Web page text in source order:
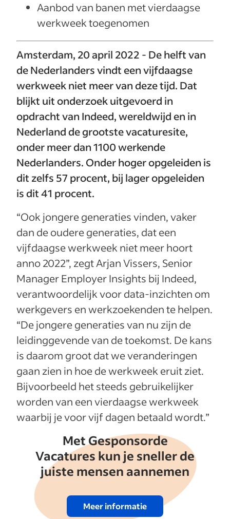
Aanbod van banen met vierdaagse
werkweek toegenomen
Amsterdam, 20 april 2022 - De helft van
de Nederlanders vindt een vijfdaagse
werkweek niet meer van deze tijd. Dat
blijkt uit onderzoek uitgevoerd in
opdracht van Indeed, wereldwijd en in
Nederland de grootste vacaturesite,
onder meer dan 1100 werkende
Nederlanders. Onder hoger opgeleiden is
dit zelfs 57 procent, bij lager opgeleiden
is dit 41 procent.
“Ook jongere generaties vinden, vaker
dan de oudere generaties, dat een
vijfdaagse werkweek niet meer hoort
anno 2022”, zegt Arjan Vissers, Senior
Manager Employer Insights bij Indeed,
verantwoordelijk voor data-inzichten om
werkgevers en werkzoekenden te helpen.
“De jongere generaties van nu zijn de
leidinggevende van de toekomst. De kans
is daarom groot dat we veranderingen
gaan zien in hoe de werkweek eruit ziet.
Bijvoorbeeld het steeds gebruikelijker
worden van een vierdaagse werkweek
waarbij je voor vijf dagen betaald wordt.”
Met Gesponsorde
Vacatures kun je sneller de
juiste mensen aannemen
Meer informatie